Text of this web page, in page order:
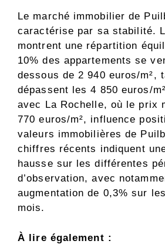
Le marché immobilier de
caractérise par sa stabilité.
montrent une répartition
10% des appartements se
dessous de 2 940 euros/m²,
dépassent les 4 850 euros/
avec La Rochelle, où le prix
770 euros/m², influence
valeurs immobilières de
chiffres récents indiquent
hausse sur les différentes
d’observation, avec
augmentation de 0,3% sur
mois.
À lire également :